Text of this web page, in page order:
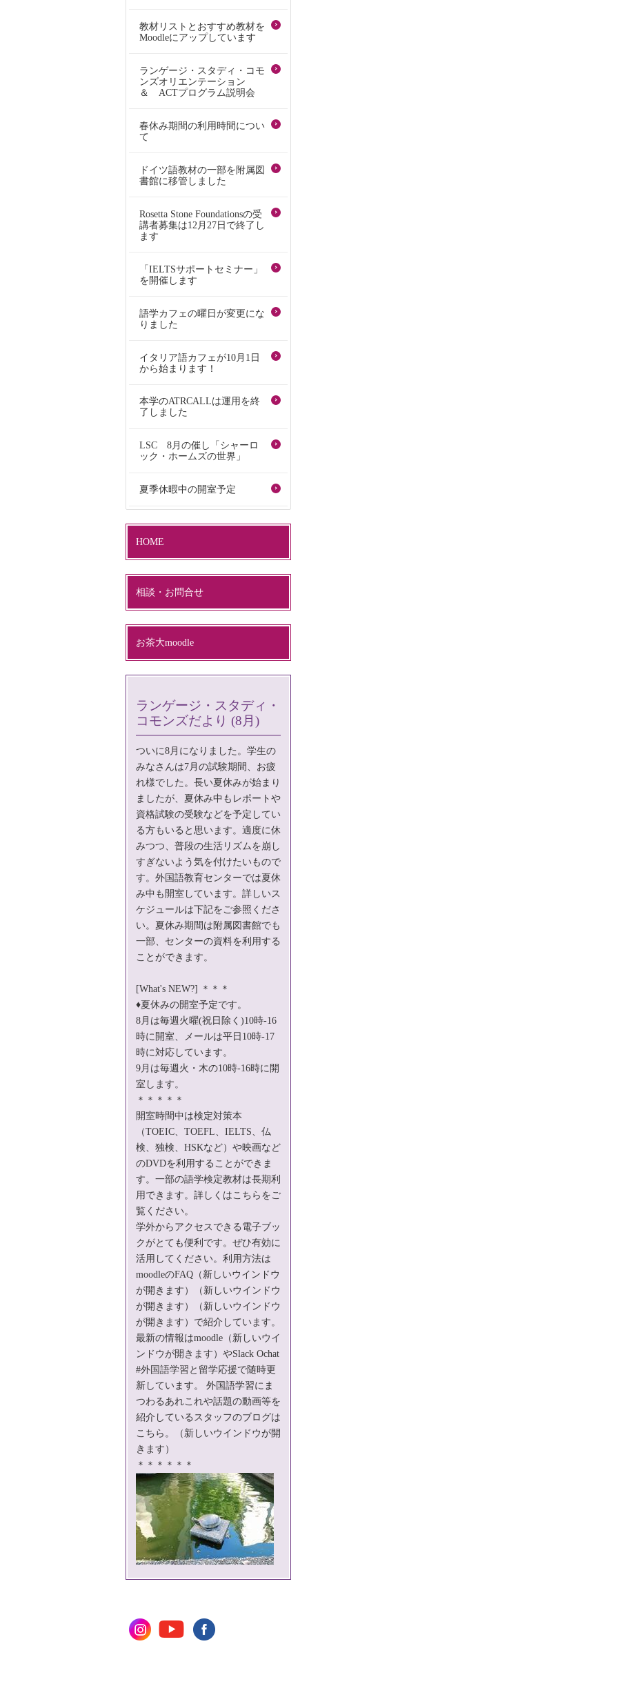
教材リストとおすすめ教材を
Moodleにアップしています
ランゲージ・スタディ・コモ
ンズオリエンテーション
＆ ACTプログラム説明会
春休み期間の利用時間につい
て
ドイツ語教材の一部を附属図
書館に移管しました
Rosetta Stone Foundationsの受
講者募集は12月27日で終了し
ます
「IELTSサポートセミナー」
を開催します
語学カフェの曜日が変更にな
りました
イタリア語カフェが10月1日
から始まります！
本学のATRCALLは運用を終
了しました
LSC 8月の催し「シャーロ
ック・ホームズの世界」
夏季休暇中の開室予定
HOME
相談・お問合せ
お茶大moodle
ランゲージ・スタディ・
コモンズだより (8月)
ついに8月になりました。学生の
みなさんは7月の試験期間、お疲
れ様でした。長い夏休みが始まり
ましたが、夏休み中もレポートや
資格試験の受験などを予定してい
る方もいると思います。適度に休
みつつ、普段の生活リズムを崩し
すぎないよう気を付けたいもので
す。外国語教育センターでは夏休
み中も開室しています。詳しいス
ケジュールは下記をご参照くださ
い。夏休み期間は附属図書館でも
一部、センターの資料を利用する
ことができます。
[What's NEW?] ＊＊＊
♦夏休みの開室予定です。
8月は毎週火曜(祝日除く)10時-16
時に開室、メールは平日10時-17
時に対応しています。
9月は毎週火・木の10時-16時に開
室します。
＊＊＊＊＊
開室時間中は検定対策本
（TOEIC、TOEFL、IELTS、仏
検、独検、HSKなど）や映画など
のDVDを利用することができま
す。一部の語学検定教材は長期利
用できます。詳しくはこちらをご
覧ください。
学外からアクセスできる電子ブッ
クがとても便利です。ぜひ有効に
活用してください。利用方法は
moodleのFAQ （新しいウインドウ
が開きます）（新しいウインドウ
が開きます）（新しいウインドウ
が開きます）で紹介しています。
最新の情報はmoodle （新しいウイ
ンドウが開きます）やSlack Ochat
#外国語学習と留学応援で随時更
新しています。 外国語学習にま
つわるあれこれや話題の動画等を
紹介している スタッフのブログは
こちら。
（新しいウインドウが開
きます）
＊＊＊＊＊＊